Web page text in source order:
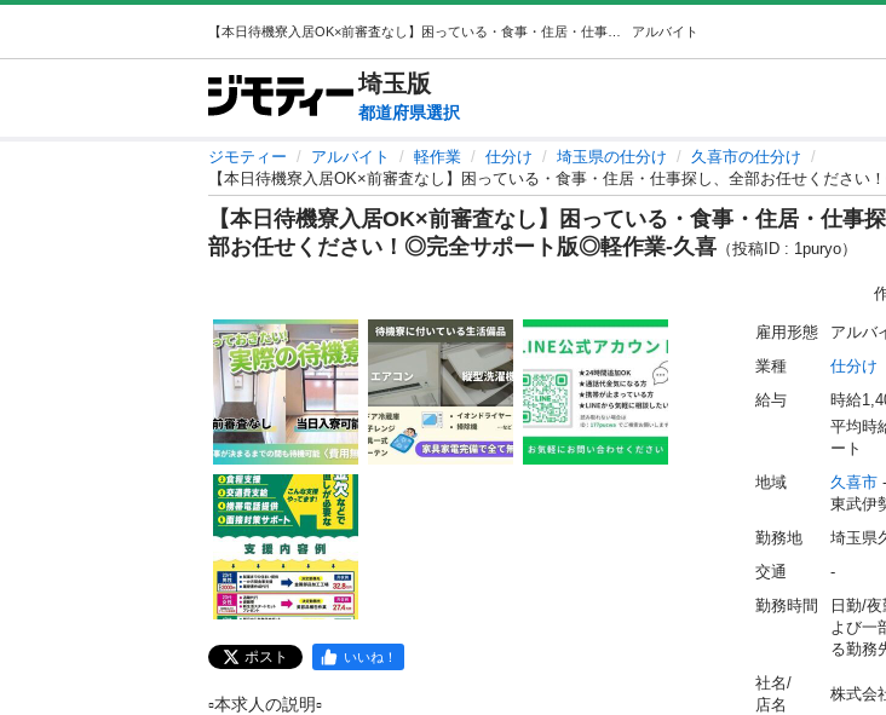
アルバイト
埼玉版
都道府県選択
ジモティー アルバイト 軽作業 仕分け 埼玉県の仕分け
久喜市の仕分け
【本日待機寮入居OK×前審査なし】困っている・食事・住居・仕事探し、全部お任せくださ
【本日待機寮入居OK×前審査なし】困っている・食事・住居・仕事
部お任せください！◎完全サポート版◎軽作業-久喜 （投稿ID : 1puryo）
ポスト いいね！
▫️本求人の説明▫️
雇用形態
アルバ
業種
仕分け
給与
時給
平均時
ート
地域
久喜市
東武伊
勤務地
埼玉県
交通
-
勤務時間
日勤/
よび一
る勤務
社名/
店名
株式会